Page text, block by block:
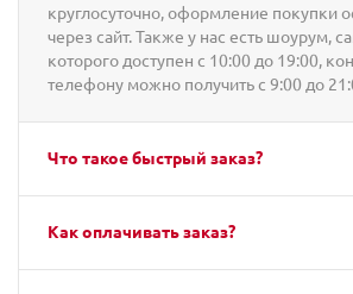
круглосуточно, оформление покупки
через сайт. Также у нас есть шоурум,
которого доступен с 10:00 до 19:00,
телефону можно получить с 9:00 до
Что такое быстрый заказ?
Как оплачивать заказ?